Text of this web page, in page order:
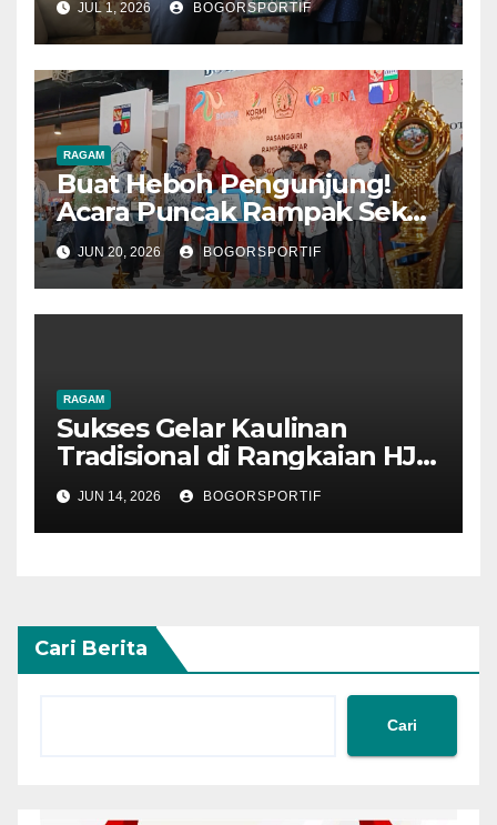
Prestasi di LKBB BIMASAKTI
Season 2
JUL 1, 2026 BOGORSPORTIF
RAGAM
Buat Heboh Pengunjung!
Acara Puncak Rampak Sekar
Dirangkaian HJB Ke 544
Sukses Digelar
JUN 20, 2026 BOGORSPORTIF
RAGAM
Sukses Gelar Kaulinan
Tradisional di Rangkaian HJB
544
JUN 14, 2026 BOGORSPORTIF
Cari Berita
Cari